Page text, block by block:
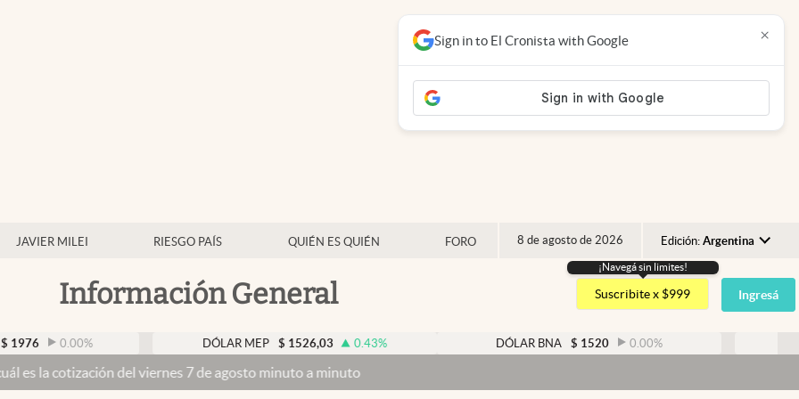
JAVIER MILEI RIESGO PAÍS QUIÉN ES QUIÉN FORO 8 de agosto de 2026 Edición: Argentina
Argentina
España
USA
Información General
¡Navegá sin limites!
Suscribite x $999 Ingresá
0.00% DÓLAR MEP $ 1526,03 0.43% DÓLAR BNA $ 1520 0.00%
del viernes 7 de agosto minuto a minuto
Sign in to El Cronista with Google ×